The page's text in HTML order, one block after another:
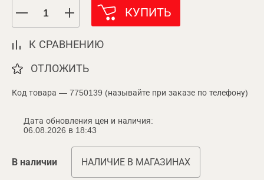
КУПИТЬ
К СРАВНЕНИЮ
ОТЛОЖИТЬ
Код товара — 7750139 (называйте при заказе по телефону)
Дата обновления цен и наличия:
06.08.2026 в 18:43
В наличии НАЛИЧИЕ В МАГАЗИНАХ